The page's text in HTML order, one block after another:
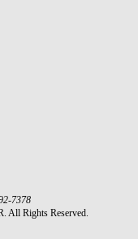
7378
All Rights Reserved.